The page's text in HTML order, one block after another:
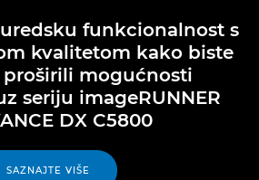
funkcionalnost s
kvalitetom kako biste
mogućnosti
seriju imageRUNNER
DX C5800
SAZNAJTE VIŠE